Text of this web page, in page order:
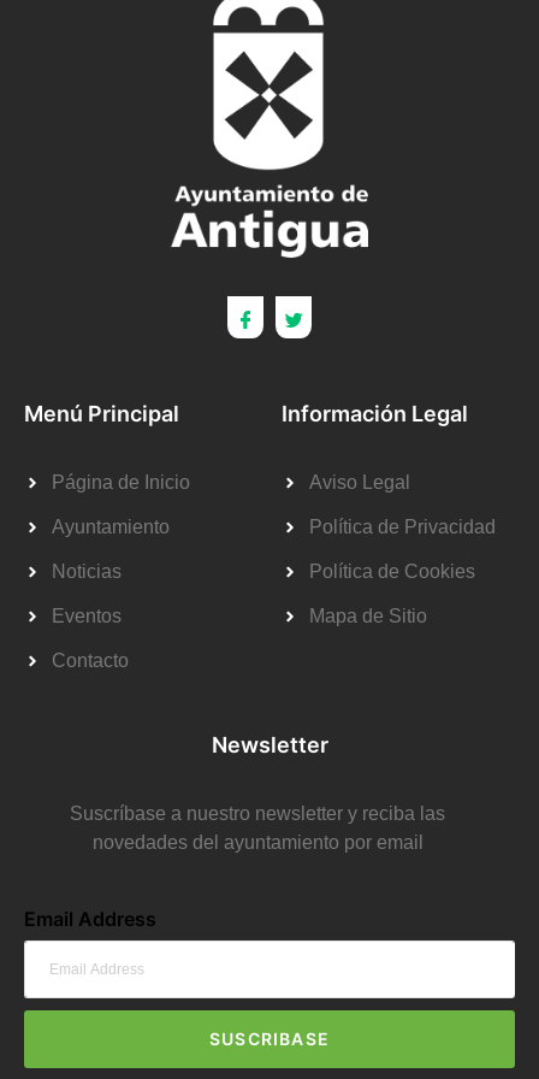
Menú Principal
Página de Inicio
Ayuntamiento
Noticias
Eventos
Contacto
Información Legal
Aviso Legal
Política de Privacidad
Política de Cookies
Mapa de Sitio
Newsletter
Suscríbase a nuestro newsletter y reciba las
novedades del ayuntamiento por email
Email Address
SUSCRIBASE